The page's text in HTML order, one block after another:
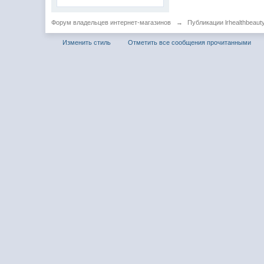
Форум владельцев интернет-магазинов → Публикации
Изменить стиль Отметить все сообщения прочитанными